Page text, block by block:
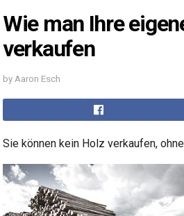
Wie man Ihre
verkaufen
by Aaron Esch
Sie können kein Holz verkaufen,